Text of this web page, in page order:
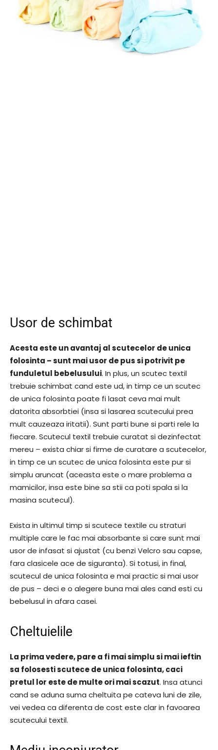
Usor de schimbat
Acesta este un avantaj al scutecelor de unica
folosinta – sunt mai usor de pus si potrivit pe
funduletul bebelusului. In plus, un scutec textil
trebuie schimbat cand este ud, in timp ce un scutec
de unica folosinta poate fi lasat ceva mai mult
datorita absorbtiei (insa si lasarea scutecului prea
mult cauzeaza iritatii). Sunt parti bune si parti rele la
fiecare. Scutecul textil trebuie curatat si dezinfectat
mereu – exista chiar si firme de curatare a scutecelor,
in timp ce un scutec de unica folosinta este pur si
simplu aruncat (aceasta este o mare problema a
mamicilor, insa este bine sa stii ca poti spala si la
masina scutecul).
Exista in ultimul timp si scutece textile cu straturi
multiple care le fac mai absorbante si care sunt mai
usor de infasat si ajustat (cu benzi Velcro sau capse,
fara clasicele ace de siguranta). Si totusi, in final,
scutecul de unica folosinta e mai practic si mai usor
de pus – deci e o alegere buna mai ales cand esti cu
bebelusul in afara casei.
Cheltuielile
La prima vedere, pare a fi mai simplu si mai ieftin
sa folosesti scutece de unica folosinta, caci
pretul lor este de multe ori mai scazut. Insa atunci
cand se aduna suma cheltuita pe cateva luni de zile,
vei vedea ca diferenta de cost este clar in favoarea
scutecului textil.